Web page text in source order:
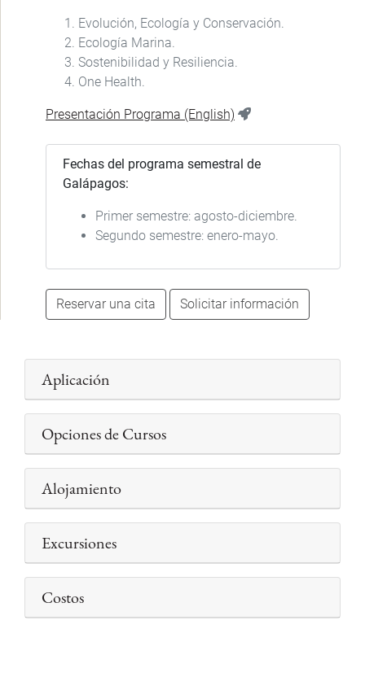
Evolución, Ecología y Conservación.
Ecología Marina.
Sostenibilidad y Resiliencia.
One Health.
Presentación Programa (English)
Fechas del programa semestral de
Galápagos:
Primer semestre: agosto-diciembre.
Segundo semestre: enero-mayo.
Reservar una cita Solicitar información
Aplicación
Opciones de Cursos
Alojamiento
Excursiones
Costos